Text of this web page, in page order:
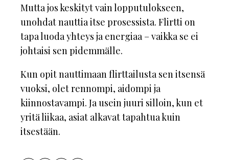
Mutta jos keskityt vain lopputulokseen,
unohdat nauttia itse prosessista. Flirtti on
tapa luoda yhteys ja energiaa – vaikka se ei
johtaisi sen pidemmälle.
Kun opit nauttimaan flirttailusta sen itsensä
vuoksi, olet rennompi, aidompi ja
kiinnostavampi. Ja usein juuri silloin, kun et
yritä liikaa, asiat alkavat tapahtua kuin
itsestään.